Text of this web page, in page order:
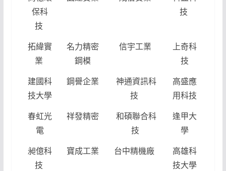
保科
技
技
拓緯實
業
名力精密
鋼模
信宇工業
上奇科
技
建國科
技大學
鋼譽企業
神通資訊科
技
高盛應
用科技
春虹光
電
祥發精密
和碩聯合科
技
逢甲大
學
昶億科
技
寶成工業 台中精機廠
高雄科
技大學